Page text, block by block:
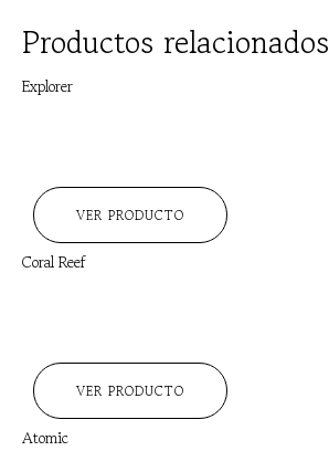
Productos relacionados
Explorer
VER PRODUCTO
Coral Reef
VER PRODUCTO
Atomic